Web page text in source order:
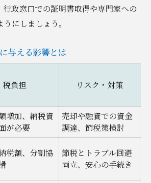
行政窓口での証明書取得や専門家への
にしましょう。
与える影響とは
税負担 リスク・対策
増加、納税資
が必要
売却や融資での資金
調達、節税策検討
税額、分割協
節税とトラブル回避
両立、安心の手続き